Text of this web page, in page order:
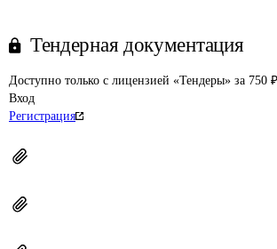
Тендерная документация
Доступно только с лицензией «Тендеры» за 750
Вход
Регистрация